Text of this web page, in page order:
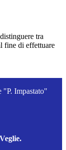
tra
fine di effettuare
"P. Impastato"